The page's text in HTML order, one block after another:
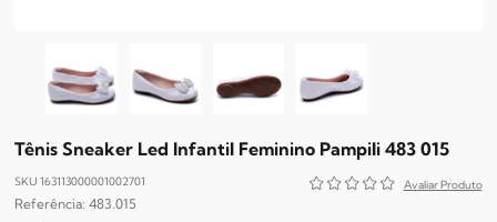
Tênis Sneaker Led Infantil Feminino Pampili 483 015
SKU 163113000001002701
483.015